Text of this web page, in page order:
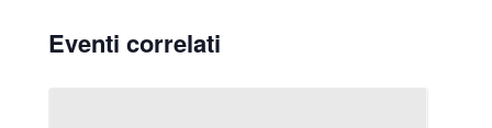
Eventi correlati